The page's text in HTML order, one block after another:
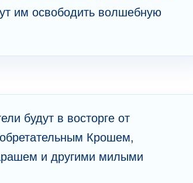
им освободить волшебную
будут в восторге от
Крошем,
и другими милыми